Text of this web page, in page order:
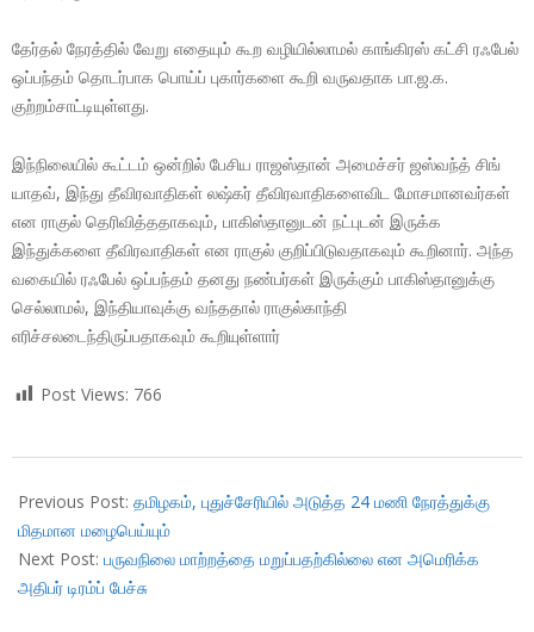
தேர்தல் நேரத்தில் வேறு எதையும் கூற வழியில்லாமல் காங்கிரஸ் கட்சி ரஃபேல்
ஒப்பந்தம் தொடர்பாக பொய்ப் புகார்களை கூறி வருவதாக பா.ஜ.க.
குற்றம்சாட்டியுள்ளது.
இந்நிலையில் கூட்டம் ஒன்றில் பேசிய ராஜஸ்தான் அமைச்சர் ஜஸ்வந்த் சிங்
யாதவ், இந்து தீவிரவாதிகள் லஷ்கர் தீவிரவாதிகளைவிட மோசமானவர்கள்
என ராகுல் தெரிவித்ததாகவும், பாகிஸ்தானுடன் நட்புடன் இருக்க
இந்துக்களை தீவிரவாதிகள் என ராகுல் குறிப்பிடுவதாகவும் கூறினார். அந்த
வகையில் ரஃபேல் ஒப்பந்தம் தனது நண்பர்கள் இருக்கும் பாகிஸ்தானுக்கு
செல்லாமல், இந்தியாவுக்கு வந்ததால் ராகுல்காந்தி
எரிச்சலடைந்திருப்பதாகவும் கூறியுள்ளார்
Post Views: 766
10-
15
Previous Post: தமிழகம், புதுச்சேரியில் அடுத்த 24 மணி நேரத்துக்கு
மிதமான மழைபெய்யும்
Next Post: பருவநிலை மாற்றத்தை மறுப்பதற்கில்லை என அமெரிக்க
அதிபர் டிரம்ப் பேச்சு